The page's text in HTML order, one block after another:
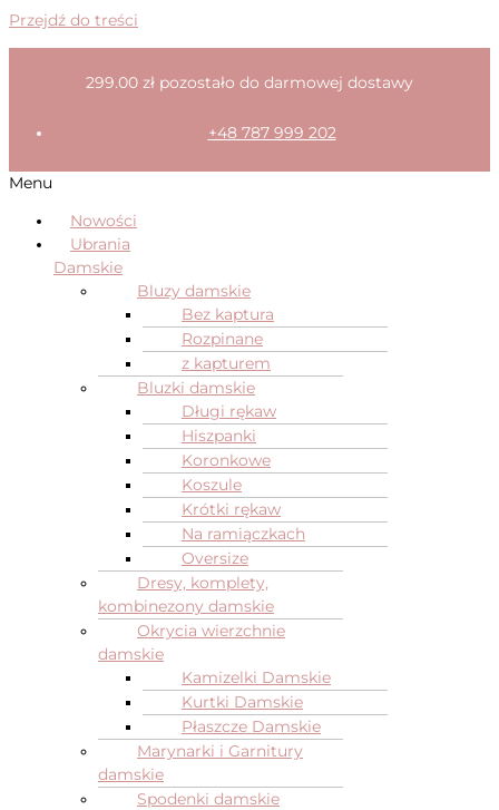
Przejdź do treści
299.00 zł pozostało do darmowej dostawy
+48 787 999 202
Menu
Nowości
Ubrania
Damskie
Bluzy damskie
Bez kaptura
Rozpinane
z kapturem
Bluzki damskie
Długi rękaw
Hiszpanki
Koronkowe
Koszule
Krótki rękaw
Na ramiączkach
Oversize
Dresy, komplety,
kombinezony damskie
Okrycia wierzchnie
damskie
Kamizelki Damskie
Kurtki Damskie
Płaszcze Damskie
Marynarki i Garnitury
damskie
Spodenki damskie